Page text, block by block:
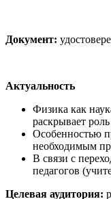
Документ:
Актуальность
Физика как
раскрывает
Особенностью
необходимым
В связи с
педагогов
Целевая аудитория: